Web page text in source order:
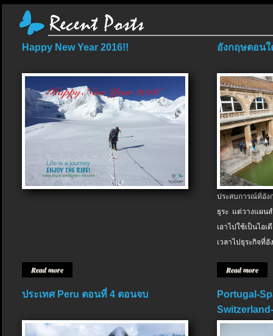
Happy New Year 2016!!
Read more
อังกฤษตอนใ
ประสบการณ์ที่อัง
ธุระ แต่วางแผน
เอาไปใช้เป็นไอ
เวลาไปธุระกิจที่อั
Read more
ประเทศ Peru ตอนที่ 4 ตอนจบ
Portugal-